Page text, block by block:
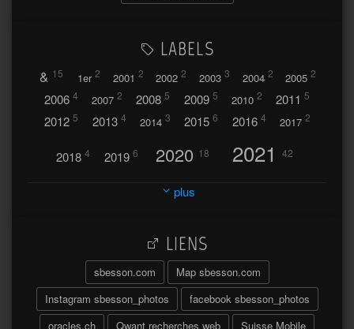
LABELS
& 15 1er 2 2001 2 2002 2 2003 3 2004 2 2005 2
2006 4 2007 2 2008 5 2009 5 2010 2 2011 5
2012 5 2013 4 2014 3 2015 6 2016 4 2017 2
2018 4 2019 6 2020 18 2021 42
2023 32
2026
A travers l'hublot 17 Abländschen 3
Açores 2004 64 Adelboden 2
plus
LIENS
sbesson.com
Map sbesson.com
Instagram sbesson_photos
facebook sbesson_photos
oracles.ch
Qwant recherches web Suisse Mobile